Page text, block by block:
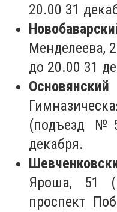
20.00 31
Менделеева,
до 20.00 31
(подъезд
декабря.
Яроша, 51
проспект